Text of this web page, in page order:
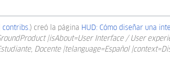
contribs. creó la página HUD: Cómo diseñar una
|isAbout=User Interface / User
Docente |telanguage=Español